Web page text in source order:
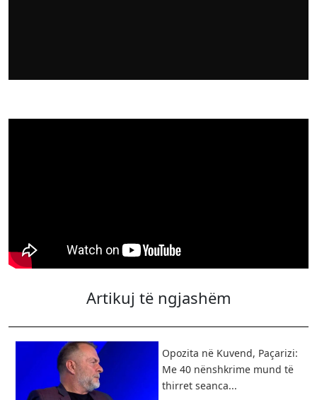
Artikuj të ngjashëm
Opozita në Kuvend, Paçarizi:
Me 40 nënshkrime mund të
thirret seanca...